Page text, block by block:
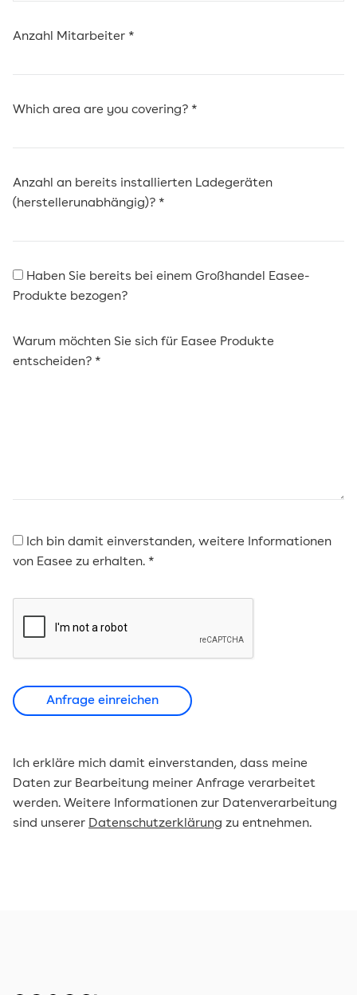
Anzahl Mitarbeiter *
Which area are you covering? *
Anzahl an bereits installierten Ladegeräten
(herstellerunabhängig)? *
Haben Sie bereits bei einem Großhandel Easee-
Produkte bezogen?
Warum möchten Sie sich für Easee Produkte
entscheiden? *
Ich bin damit einverstanden, weitere Informationen
von Easee zu erhalten. *
Ich erkläre mich damit einverstanden, dass meine
Daten zur Bearbeitung meiner Anfrage verarbeitet
werden. Weitere Informationen zur Datenverarbeitung
sind unserer Datenschutzerklärung zu entnehmen.